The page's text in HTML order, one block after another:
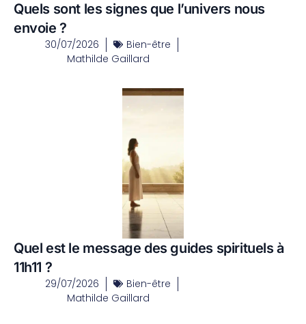
Quels sont les signes que l’univers nous
envoie ?
30/07/2026
Bien-être
Mathilde Gaillard
Quel est le message des guides spirituels à
11h11 ?
29/07/2026
Bien-être
Mathilde Gaillard